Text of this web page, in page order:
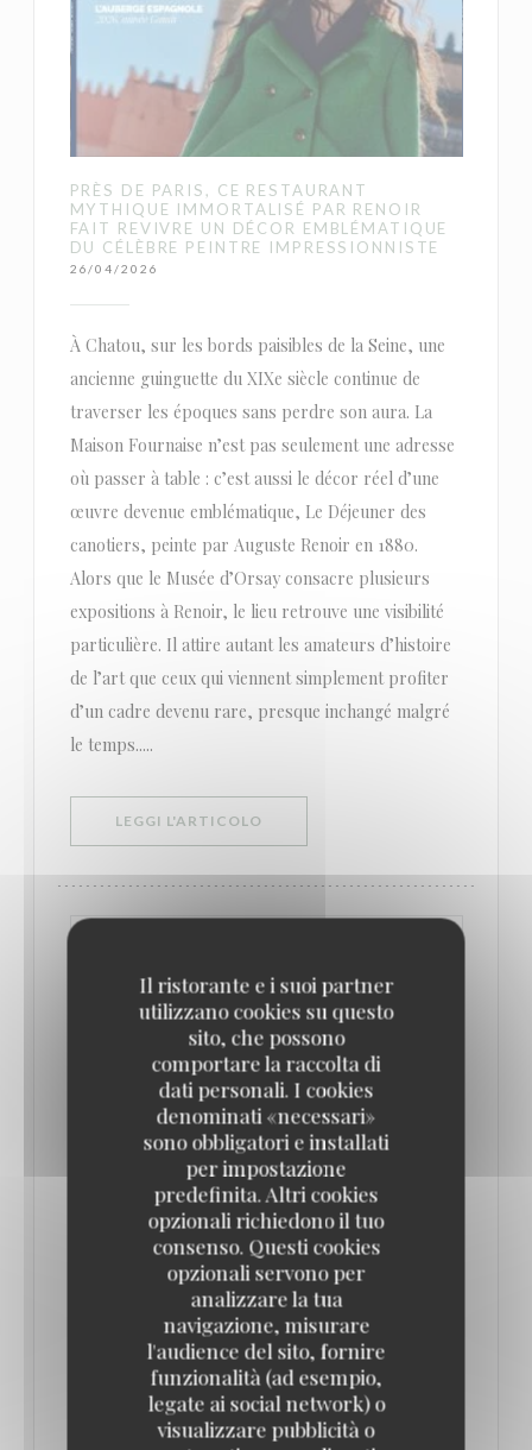
Il ristorante e i suoi partner
utilizzano cookies su questo
sito, che possono
comportare la raccolta di
dati personali. I cookies
denominati «necessari»
sono obbligatori e installati
per impostazione
predefinita. Altri cookies
opzionali richiedono il tuo
consenso. Questi cookies
opzionali servono per
analizzare la tua
navigazione, misurare
l'audience del sito, fornire
funzionalità (ad esempio,
legate ai social network) o
visualizzare pubblicità o
PRÈS DE PARIS, CE RESTAURANT
MYTHIQUE IMMORTALISÉ PAR RENOIR
FAIT REVIVRE UN DÉCOR EMBLÉMATIQUE
DU CÉLÈBRE PEINTRE IMPRESSIONNISTE
26/04/2026
À Chatou, sur les bords paisibles de la Seine, une
ancienne guinguette du XIXe siècle continue de
traverser les époques sans perdre son aura. La
Maison Fournaise n’est pas seulement une adresse
où passer à table : c’est aussi le décor réel d’une
œuvre devenue emblématique, Le Déjeuner des
canotiers, peinte par Auguste Renoir en 1880.
Alors que le Musée d’Orsay consacre plusieurs
expositions à Renoir, le lieu retrouve une visibilité
particulière. Il attire autant les amateurs d’histoire
de l’art que ceux qui viennent simplement profiter
d’un cadre devenu rare, presque inchangé malgré
le temps.....
LEGGI L'ARTICOLO((APRE UNA NUOVA FINESTRA))
DÉJEUNER DES CANOTIERS À LA MAISON
FOURNAISE DE CHATOU, UN MENU
INSPIRÉ DU TABLEAU D'AUGUSTE RENOIR
À l'occasion de l'exposition "Renoir et l'amour. La
modernité heureuse (1865-1885)" qui se tient au
Musée d'Orsay jusqu'au 19 juillet 2026, la Maison